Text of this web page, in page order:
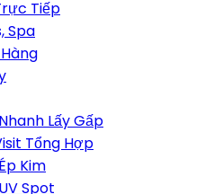
Tiếp
Spa
Lấy Gấp
Tổng Hợp
Kim
Spot